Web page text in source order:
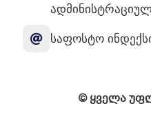
საფოსტო
© ყველა